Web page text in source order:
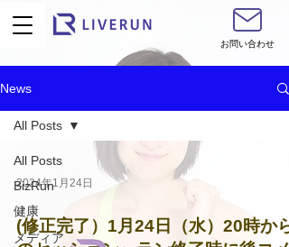
お問い合わせ
News
All Posts
BizRun
健康
メディア
All Posts
2024年1月24日
(修正完了）1月24日（水）20時から